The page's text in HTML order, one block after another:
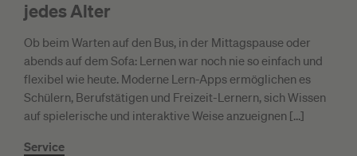
jedes Alter
Ob beim Warten auf den Bus, in der Mittagspause oder
abends auf dem Sofa: Lernen war noch nie so einfach und
flexibel wie heute. Moderne Lern-Apps ermöglichen es
Schülern, Berufstätigen und Freizeit-Lernern, sich Wissen
auf spielerische und interaktive Weise anzueignen […]
Service